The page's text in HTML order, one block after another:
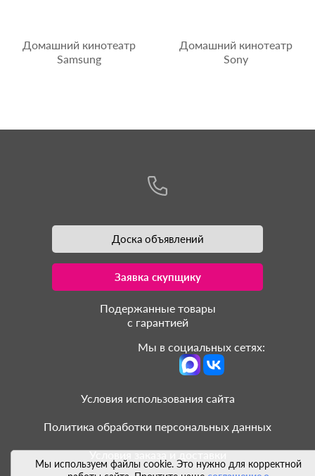
Домашний кинотеатр
Samsung
Домашний кинотеатр
Sony
Мы используем файлы cookie. Это нужно для корректной
Доска объявлений
Заявка скупщику
Подержанные товары
с гарантией
Мы в социальных сетях:
Условия использования сайта
Политика обработки персональных данных
Условия заказа и доставки